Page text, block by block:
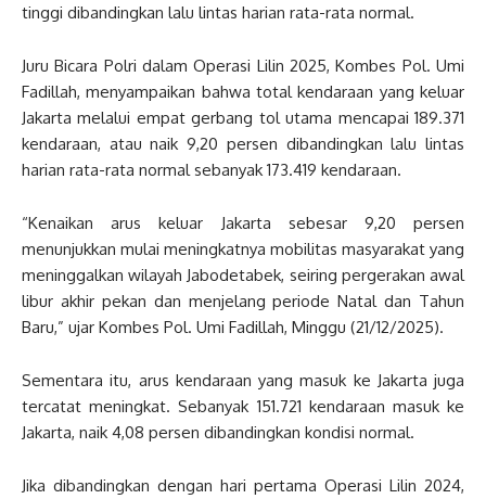
tinggi dibandingkan lalu lintas harian rata-rata normal.
Juru Bicara Polri dalam Operasi Lilin 2025, Kombes Pol. Umi
Fadillah, menyampaikan bahwa total kendaraan yang keluar
Jakarta melalui empat gerbang tol utama mencapai 189.371
kendaraan, atau naik 9,20 persen dibandingkan lalu lintas
harian rata-rata normal sebanyak 173.419 kendaraan.
“Kenaikan arus keluar Jakarta sebesar 9,20 persen
menunjukkan mulai meningkatnya mobilitas masyarakat yang
meninggalkan wilayah Jabodetabek, seiring pergerakan awal
libur akhir pekan dan menjelang periode Natal dan Tahun
Baru,” ujar Kombes Pol. Umi Fadillah, Minggu (21/12/2025).
Sementara itu, arus kendaraan yang masuk ke Jakarta juga
tercatat meningkat. Sebanyak 151.721 kendaraan masuk ke
Jakarta, naik 4,08 persen dibandingkan kondisi normal.
Jika dibandingkan dengan hari pertama Operasi Lilin 2024,